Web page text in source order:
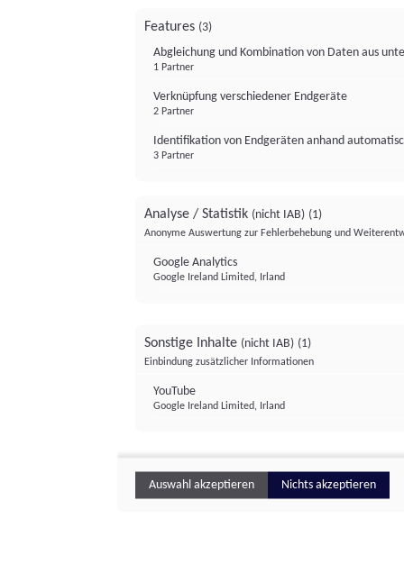
Features (3)
Abgleichung und Kombination von Daten aus
1 Partner
Verknüpfung verschiedener Endgeräte
2 Partner
Identifikation von Endgeräten anhand
3 Partner
Analyse / Statistik (nicht IAB) (1)
Anonyme Auswertung zur Fehlerbehebung und
Google Analytics
Google Ireland Limited, Irland
Sonstige Inhalte (nicht IAB) (1)
Einbindung zusätzlicher Informationen
YouTube
Google Ireland Limited, Irland
Auswahl akzeptieren Nichts akzeptieren